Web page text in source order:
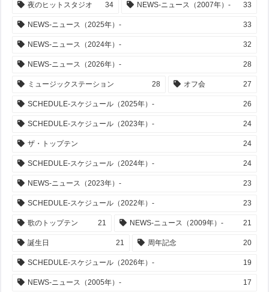
夜のヒットスタジオ 34 NEWS-ニュース（2007年）- 33
NEWS-ニュース（2025年）- 33
NEWS-ニュース（2024年）- 32
NEWS-ニュース（2026年）- 28
ミュージックステーション 28 オフ会 27
SCHEDULE-スケジュール（2025年）- 26
SCHEDULE-スケジュール（2023年）- 24
ザ・トップテン 24
SCHEDULE-スケジュール（2024年）- 24
NEWS-ニュース（2023年）- 23
SCHEDULE-スケジュール（2022年）- 23
歌のトップテン 21 NEWS-ニュース（2009年）- 21
誕生日 21 周年記念 20
SCHEDULE-スケジュール（2026年）- 19
NEWS-ニュース（2005年）- 17